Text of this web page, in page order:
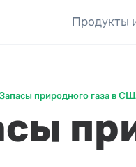
Продукты
природного газа в